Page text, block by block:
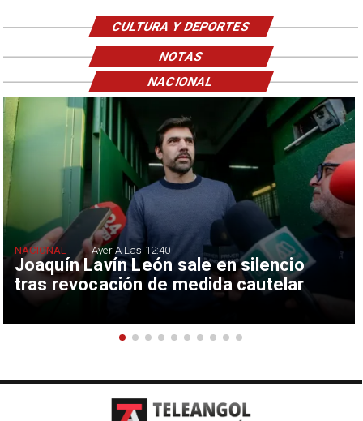
CULTURA Y DEPORTES
NOTAS
Joaquín Lavín León sale en silencio
tras revocación de medida cautelar
NACIONAL Ayer A Las 12:40
NACIONAL